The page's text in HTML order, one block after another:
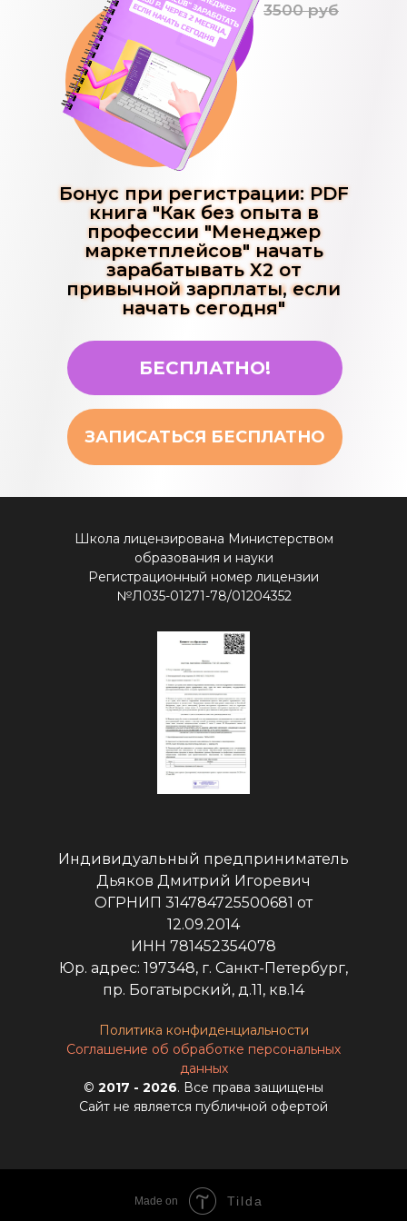
Бонус при регистрации: PDF
книга "Как без опыта в
профессии "Менеджер
маркетплейсов" начать
зарабатывать X2 от
привычной зарплаты если
начать сегодня"
3500 руб
Бонус при регистрации: PDF
книга "Как без опыта в
профессии "Менеджер
маркетплейсов" начать
зарабатывать X2 от
привычной зарплаты, если
начать сегодня"
ЗАПИСАТЬСЯ БЕСПЛАТНО
БЕСПЛАТНО!
Политика конфиденциальности
Соглашение об обработке персональных
данных
© 2017 - 2026. Все права защищены
Сайт не является публичной офертой
Индивидуальный предприниматель
Дьяков Дмитрий Игоревич
ОГРНИП 314784725500681 от
12.09.2014
ИНН 781452354078
Юр. адрес: 197348, г. Санкт-Петербург,
пр. Богатырский, д.11, кв.14
Школа лицензирована Министерством
образования и науки
Регистрационный номер лицензии
№Л035-01271-78/01204352
Made on Tilda